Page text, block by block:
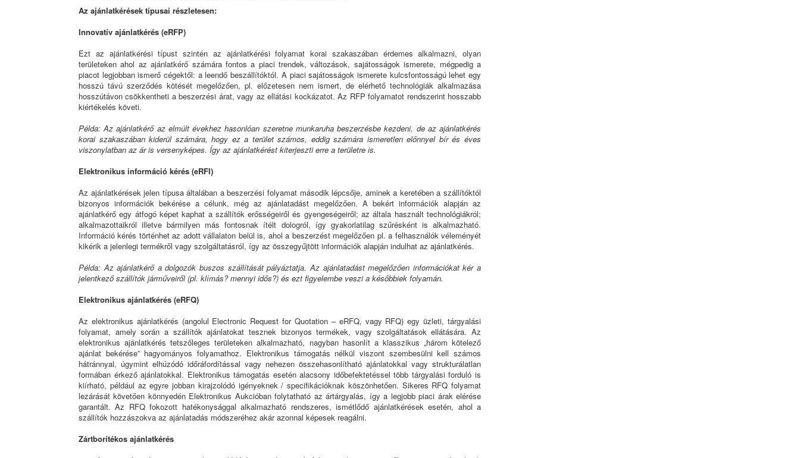
Az ajánlatkérések típusai részletesen:
Innovatív ajánlatkérés (eRFP)
Ezt az ajánlatkérési típust szintén az ajánlatkérési folyamat korai szakaszában érdemes alkalmazni, olyan
területeken ahol az ajánlatkérő számára fontos a piaci trendek, változások, sajátosságok ismerete, mégpedig a
piacot legjobban ismerő cégektől: a leendő beszállítóktól. A piaci sajátosságok ismerete kulcsfontosságú lehet egy
hosszú távú szerződés kötését megelőzően, pl. előzetesen nem ismert, de elérhető technológiák alkalmazása
hosszútávon csökkentheti a beszerzési árat, vagy az ellátási kockázatot. Az RFP folyamatot rendszerint hosszabb
kiértékelés követi.
Példa: Az ajánlatkérő az elmúlt évekhez hasonlóan szeretne munkaruha beszerzésbe kezdeni, de az ajánlatkérés
korai szakaszában kiderül számára, hogy ez a terület számos, eddig számára ismeretlen előnnyel bír és éves
viszonylatban az ár is versenyképes. Így az ajánlatkérést kiterjeszti erre a területre is.
Elektronikus információ kérés (eRFI)
Az ajánlatkérések jelen típusa általában a beszerzési folyamat második lépcsője, aminek a keretében a szállítóktól
bizonyos információk bekérése a célunk, még az ajánlatadást megelőzően. A bekért információk alapján az
ajánlatkérő egy átfogó képet kaphat a szállítók erősségeiről és gyengeségeiről; az általa használt technológiákról;
alkalmazottaikról illetve bármilyen más fontosnak ítélt dologról, így gyakorlatilag szűrésként is alkalmazható.
Információ kérés történhet az adott vállalaton belül is, ahol a beszerzést megelőzően pl. a felhasználók véleményét
kikérik a jelenlegi termékről vagy szolgáltatásról, így az összegyűjtött információk alapján indulhat az ajánlatkérés.
Példa: Az ajánlatkérő a dolgozók buszos szállítását pályáztatja. Az ajánlatadást megelőzően információkat kér a
jelentkező szállítók járműveiről (pl. klímás? mennyi idős?) és ezt figyelembe veszi a későbbiek folyamán.
Elektronikus ajánlatkérés (eRFQ)
Az elektronikus ajánlatkérés (angolul Electronic Request for Quotation – eRFQ, vagy RFQ) egy üzleti, tárgyalási
folyamat, amely során a szállítók ajánlatokat tesznek bizonyos termékek, vagy szolgáltatások ellátására. Az
elektronikus ajánlatkérés tetszőleges területeken alkalmazható, nagyban hasonlít a klasszikus „három kötelező
ajánlat bekérése” hagyományos folyamathoz. Elektronikus támogatás nélkül viszont szembesülni kell számos
hátránnyal, úgymint elhúzódó időráfordítással vagy nehezen összehasonlítható ajánlatokkal vagy strukturálatlan
formában érkező ajánlatokkal. Elektronikus támogatás esetén alacsony időbefektetéssel több tárgyalási forduló is
kiírható, például az egyre jobban kirajzolódó igényeknek / specifikációknak köszönhetően. Sikeres RFQ folyamat
lezárását követően könnyedén Elektronikus Aukcióban folytatható az ártárgyalás, így a legjobb piaci árak elérése
garantált. Az RFQ fokozott hatékonysággal alkalmazható rendszeres, ismétlődő ajánlatkérések esetén, ahol a
szállítók hozzászokva az ajánlatadás módszeréhez akár azonnal képesek reagálni.
Zártborítékos ajánlatkérés